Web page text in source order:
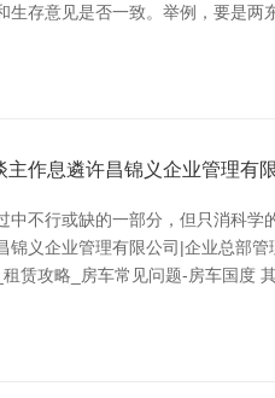
生存意见是否一致。举例，要是两
主作息遴许昌锦义企业管理有
中不行或缺的一部分，但只消科
锦义企业管理有限公司|企业总部
赁攻略_房车常见问题-房车国度